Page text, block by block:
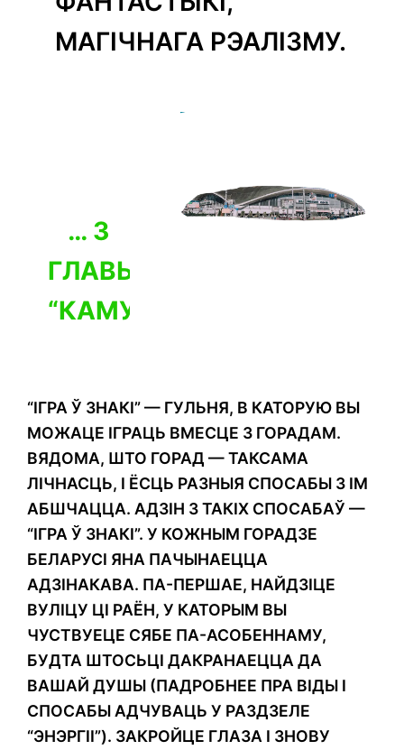
МАГІЧНАГА РЭАЛІЗМУ.
… З
ГЛАВЫ
“КАМУНІКАЦЫІ”
“ІГРА Ў ЗНАКІ” — ГУЛЬНЯ, В КАТОРУЮ ВЫ
МОЖАЦЕ ІГРАЦЬ ВМЕСЦЕ З ГОРАДАМ.
ВЯДОМА, ШТО ГОРАД — ТАКСАМА
ЛІЧНАСЦЬ, І ЁСЦЬ РАЗНЫЯ СПОСАБЫ З ІМ
АБШЧАЦЦА. АДЗІН З ТАКІХ СПОСАБАЎ —
“ІГРА Ў ЗНАКІ”. У КОЖНЫМ ГОРАДЗЕ
БЕЛАРУСІ ЯНА ПАЧЫНАЕЦЦА
АДЗІНАКАВА. ПА-ПЕРШАЕ, НАЙДЗІЦЕ
ВУЛІЦУ ЦІ РАЁН, У КАТОРЫМ ВЫ
ЧУСТВУЕЦЕ СЯБЕ ПА-АСОБЕННАМУ,
БУДТА ШТОСЬЦІ ДАКРАНАЕЦЦА ДА
ВАШАЙ ДУШЫ (ПАДРОБНЕЕ ПРА ВІДЫ І
СПОСАБЫ АДЧУВАЦЬ У РАЗДЗЕЛЕ
“ЭНЭРГІІ”). ЗАКРОЙЦЕ ГЛАЗА І ЗНОВУ